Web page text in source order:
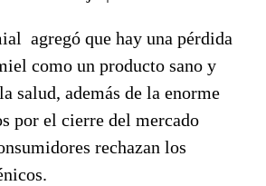
agregó que hay una pérdida
como un producto sano y
salud, además de la enorme
por el cierre del mercado
rechazan los